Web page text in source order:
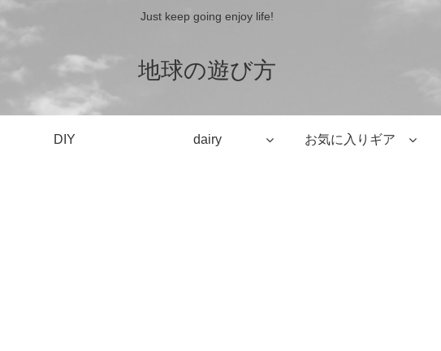
Just keep going enjoy life!
地球の遊び方
DIY dairy お気に入りギア